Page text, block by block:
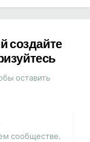
создайте
оставить
сообществе.